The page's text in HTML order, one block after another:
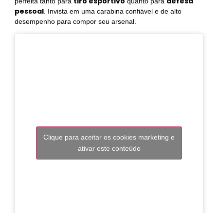
pessoal . Invista em uma carabina confiável e de alto
desempenho para compor seu arsenal.
Clique para aceitar os cookies marketing e
ativar este conteúdo